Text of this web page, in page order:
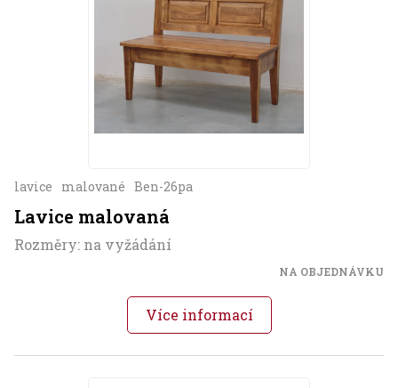
lavice malované Ben-26pa
Lavice malovaná
Rozměry: na vyžádání
NA OBJEDNÁVKU
Více informací